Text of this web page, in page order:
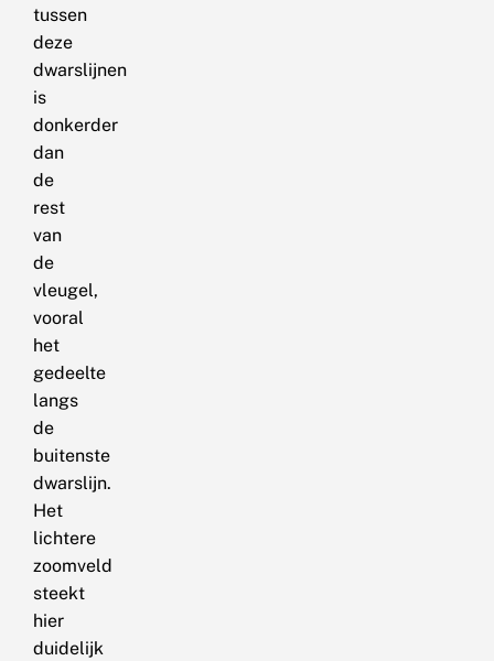
tussen
deze
dwarslijnen
is
donkerder
dan
de
rest
van
de
vleugel,
vooral
het
gedeelte
langs
de
buitenste
dwarslijn.
Het
lichtere
zoomveld
steekt
hier
duidelijk